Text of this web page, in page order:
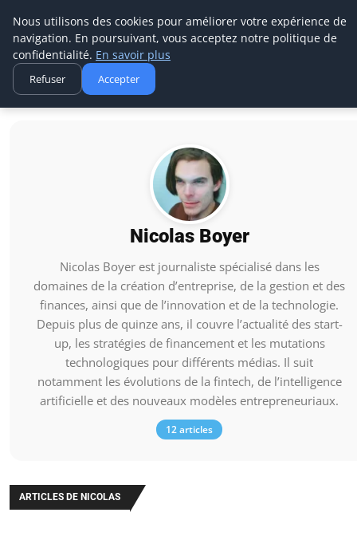
Aecme
Accueil Nicolas Boyer
Nicolas Boyer
Nicolas Boyer est journaliste spécialisé dans les
domaines de la création d’entreprise, de la gestion et des
finances, ainsi que de l’innovation et de la technologie.
Depuis plus de quinze ans, il couvre l’actualité des start-
up, les stratégies de financement et les mutations
technologiques pour différents médias. Il suit
notamment les évolutions de la fintech, de l’intelligence
artificielle et des nouveaux modèles entrepreneuriaux.
12 articles
ARTICLES DE NICOLAS
Nous utilisons des cookies pour améliorer votre expérience de
navigation. En poursuivant, vous acceptez notre politique de
confidentialité. En savoir plus
Refuser Accepter